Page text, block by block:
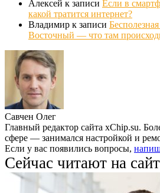
Алексей к записи Если в
какой тратится интернет?
Владимир к записи
Восточный — что там
Савчен Олег
Главный редактор сайта xChip.su.
сфере — занимался настройкой и
Если у вас появились вопросы,
Сейчас читают на